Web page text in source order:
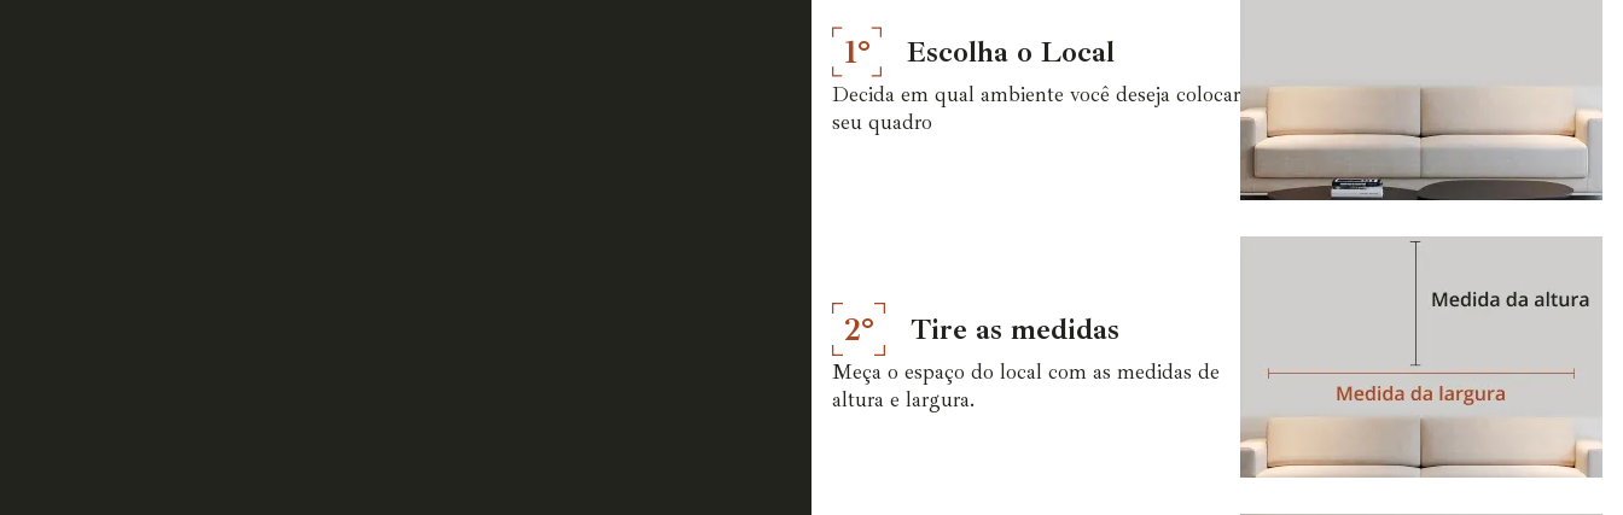
1° Escolha o Local
Decida em qual ambiente você deseja colocar
seu quadro
2° Tire as medidas
Meça o espaço do local com as medidas de
altura e largura.